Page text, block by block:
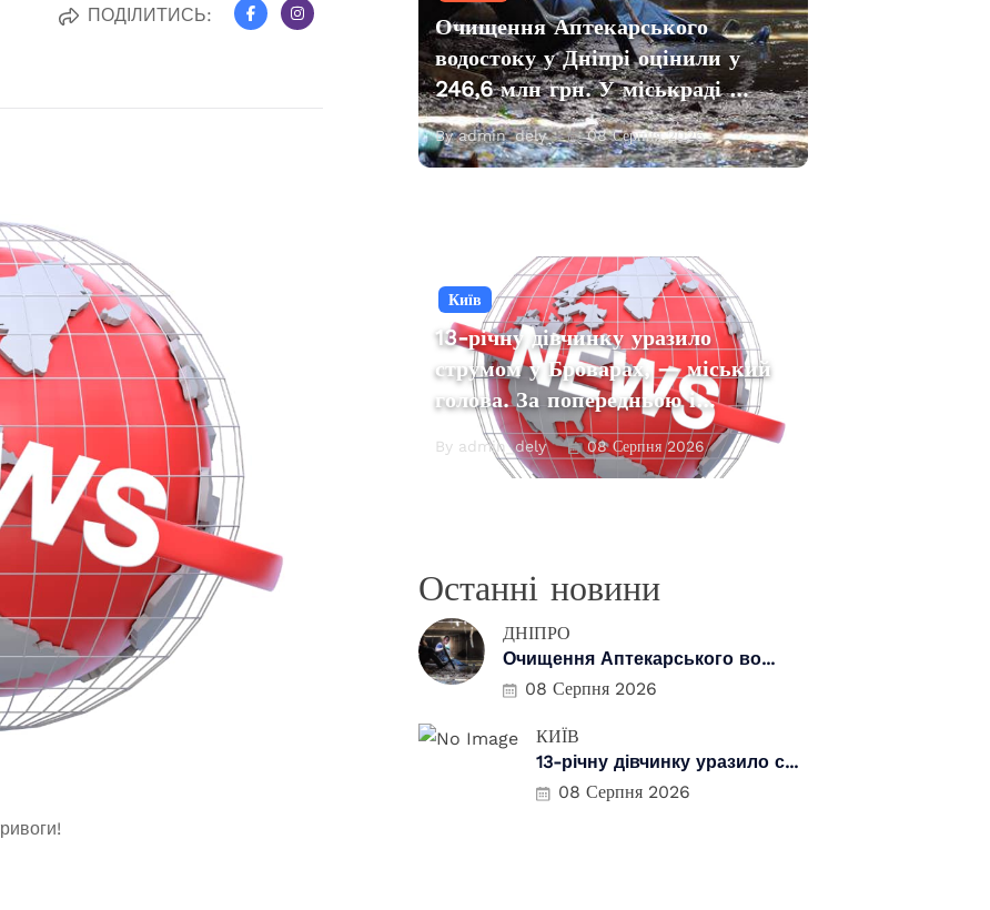
ПОДІЛИТИСЬ:
Очищення Аптекарського
водостоку у Дніпрі оцінили у
246,6 млн грн. У міськраді …
By admin_dely 08 Серпня 2026
Київ
13-річну дівчинку уразило
струмом у Броварах, — міський
голова. За попередньою і…
By admin_dely 08 Серпня 2026
Останні новини
ДНІПРО
Очищення Аптекарського во...
08 Серпня 2026
КИЇВ
13-річну дівчинку уразило с...
08 Серпня 2026